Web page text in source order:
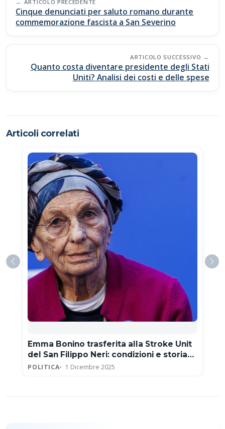
o
o
k
A
p
p
Li
n
k
vi
di
navigation
ARTICOLO PRECEDENTE
Cinque denunciati per saluto romano durante
commemorazione fascista a San Severino
ARTICOLO SUCCESSIVO
Quanto costa diventare presidente degli Stati
Uniti? Analisi dei costi e delle spese
Articoli correlati
Emma Bonino trasferita alla Stroke Unit
del San Filippo Neri: condizioni e storia
clinica
POLITICA 1 Dicembre 2025